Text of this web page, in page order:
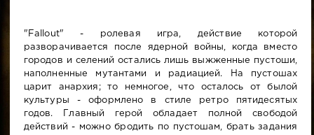
"Fallout" - ролевая игра, действие которой
разворачивается после ядерной войны, когда вместо
городов и селений остались лишь выжженные пустоши,
наполненные мутантами и радиацией. На пустошах
царит анархия; то немногое, что осталось от былой
культуры - оформлено в стиле ретро пятидесятых
годов. Главный герой обладает полной свободой
действий - можно бродить по пустошам, брать задания